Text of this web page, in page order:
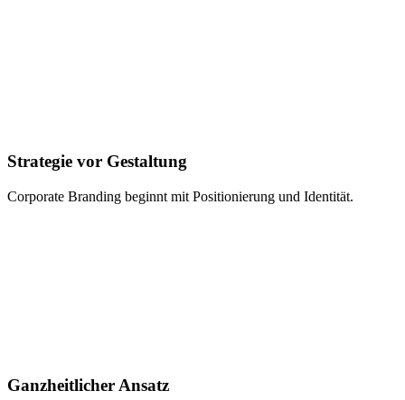
Strategie vor Gestaltung
Corporate Branding beginnt mit Positionierung und Identität.
Ganzheitlicher Ansatz